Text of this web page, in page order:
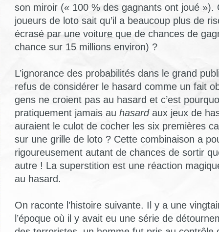
son miroir (« 100 % des gagnants ont joué »).
joueurs de loto sait qu’il a beaucoup plus de
écrasé par une voiture que de chances de
chance sur 15 millions environ) ?
L’ignorance des probabilités dans le grand
refus de considérer le hasard comme un fait
gens ne croient pas au hasard et c’est
pratiquement jamais au hasardaux jeux de
auraient le culot de cocher les six premières
sur une grille de loto ? Cette combinaison a
rigoureusement autant de chances de sortir
autre ! La superstition est une réaction
au hasard.
On raconte l’histoire suivante. Il y a une
l’époque où il y avait eu une série de